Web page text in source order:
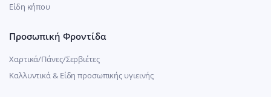
Είδη κήπου
Προσωπική Φροντίδα
Χαρτικά/Πάνες/Σερβιέτες
Καλλυντικά & Είδη προσωπικής υγιεινής